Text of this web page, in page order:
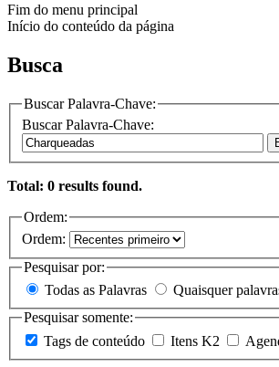
Fim do menu principal
Início do conteúdo da página
Busca
Buscar Palavra-Chave:
Buscar Palavra-Chave:
Total: 0 results found.
Ordem:
Ordem:
Pesquisar por:
Todas as Palavras
Quaisquer
Pesquisar somente:
Tags de conteúdo
Itens K2